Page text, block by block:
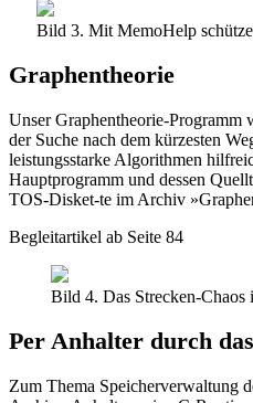
Bild 3. Mit MemoHelp
Graphentheorie
Unser Graphentheorie-Programm
der Suche nach dem kürzesten
leistungsstarke Algorithmen
Hauptprogramm und dessen
TOS-Disket-te im Archiv
Begleitartikel ab Seite 84
Bild 4. Das Strecken-
Per Anhalter durch
Zum Thema Speicherverwaltung